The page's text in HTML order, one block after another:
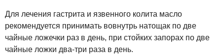
Для лечения гастрита и язвенного колита масло
рекомендуется принимать вовнутрь натощак по две
чайные ложечки раз в день, при стойких запорах по две
чайные ложки два-три раза в день.